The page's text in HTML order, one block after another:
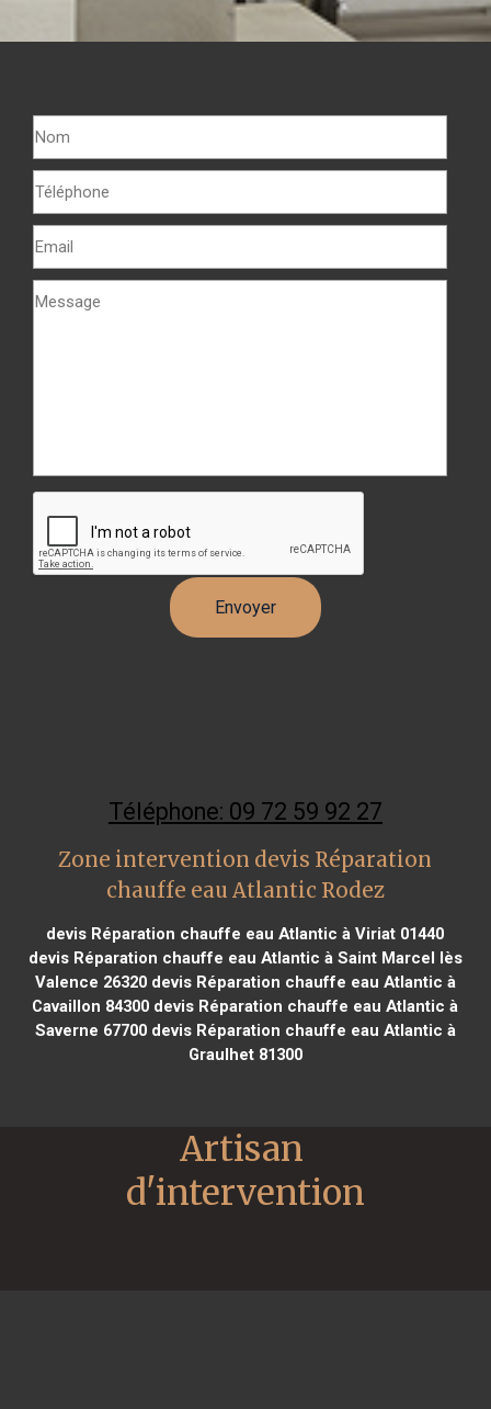
Téléphone: 09 72 59 92 27
Zone intervention devis Réparation
chauffe eau Atlantic Rodez
devis Réparation chauffe eau Atlantic à Viriat 01440
devis Réparation chauffe eau Atlantic à Saint Marcel lès
Valence 26320devis Réparation chauffe eau Atlantic à
Cavaillon 84300 devis Réparation chauffe eau Atlantic à
Saverne 67700devis Réparation chauffe eau Atlantic à
Graulhet 81300
Artisan
d'intervention